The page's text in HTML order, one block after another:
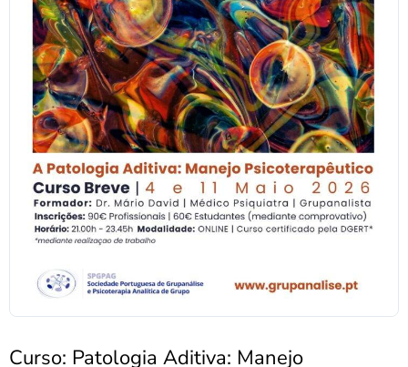
Curso: Patologia Aditiva: Manejo